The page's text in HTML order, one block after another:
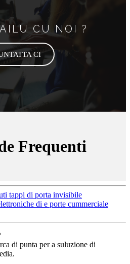
CU NOI ?
CI
Frequenti
tappi di porta invisibile
di e porte cummerciale
di punta per a suluzione di